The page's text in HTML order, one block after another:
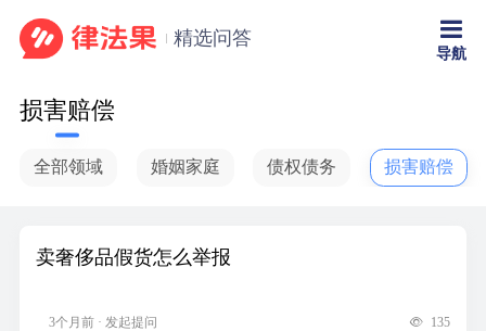
精选问答
导航
损害赔偿
全部领域 婚姻家庭 债权债务 损害赔偿
卖奢侈品假货怎么举报
3个月前 · 发起提问 135